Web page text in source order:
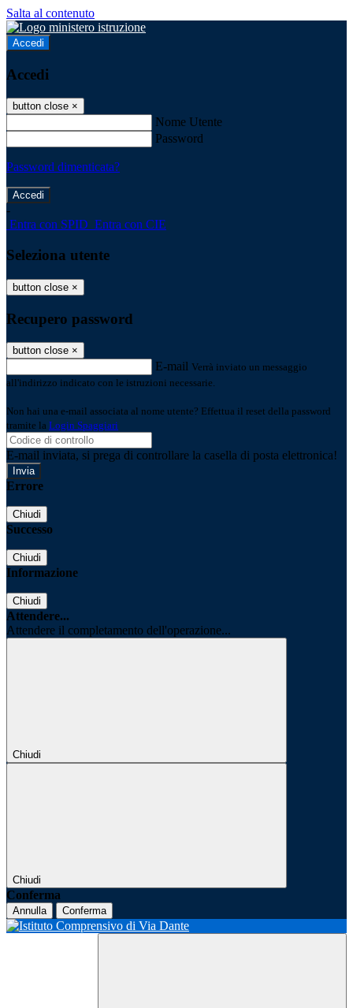
Salta al contenuto
Accedi
Accedi
button close ×
Nome Utente
Password
Password dimenticata?
-
Entra con SPID Entra con CIE
Seleziona utente
button close ×
Recupero password
button close ×
E-mail Verrà inviato un messaggio
all'indirizzo indicato con le istruzioni necessarie.
Non hai una e-mail associata al nome utente? Effettua il reset della password
tramite la Login Spaggiari
E-mail inviata, si prega di controllare la casella di posta elettronica!
Errore
Chiudi
Successo
Chiudi
Informazione
Chiudi
Attendere...
Attendere il completamento dell'operazione...
Chiudi
Chiudi
Conferma
Annulla Conferma